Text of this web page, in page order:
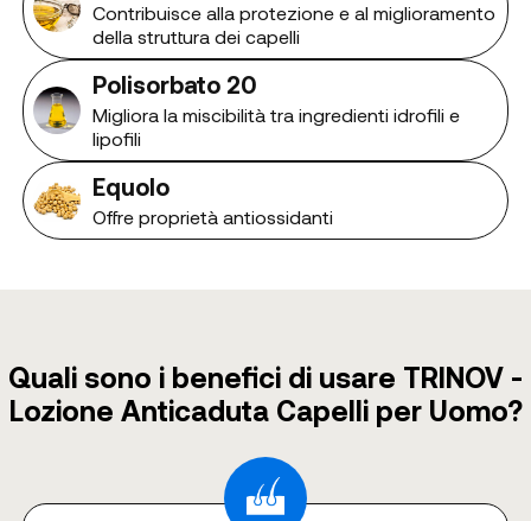
Contribuisce alla protezione e al miglioramento
della struttura dei capelli
Polisorbato 20
Migliora la miscibilità tra ingredienti idrofili e
lipofili
Equolo
Offre proprietà antiossidanti
Quali sono i benefici di usare TRINOV -
Lozione Anticaduta Capelli per Uomo?